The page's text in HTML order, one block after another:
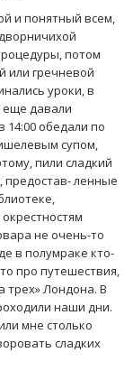
и понятный всем,
потом
или гречневой
уроки, в
еще давали
14:00 обедали по
супом,
пили сладкий
предостав- ленные
не очень-то
в полумраке кто-
про путешествия,
трех» Лондона. В
наши дни.
мне столько
сладких